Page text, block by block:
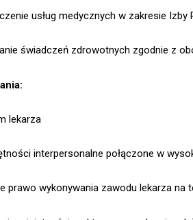
usług medycznych w zakresie Izby
świadczeń zdrowotnych zgodnie z
lekarza
interpersonalne połączone w
prawo wykonywania zawodu lekarza na